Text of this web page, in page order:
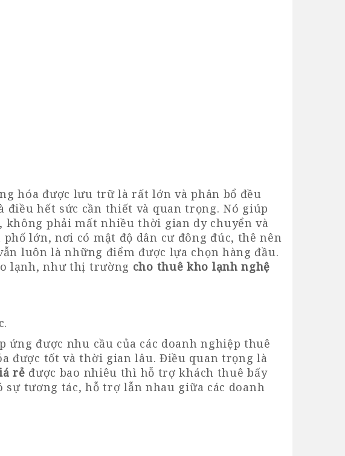
hóa được lưu trữ là rất lớn và phân bổ đều
hết sức cần thiết và quan trọng. Nó giúp
không phải mất nhiều thời gian dy chuyển và
lớn, nơi có mật độ dân cư đông đúc, thê nên
luôn là những điểm được lựa chọn hàng đầu.
lạnh, như thị trường cho thuê kho lạnh nghệ
.
ứng được nhu cầu của các doanh nghiệp thuê
được tốt và thời gian lâu. Điều quan trọng là
rẻ được bao nhiêu thì hỗ trợ khách thuê bấy
tương tác, hỗ trợ lẫn nhau giữa các doanh